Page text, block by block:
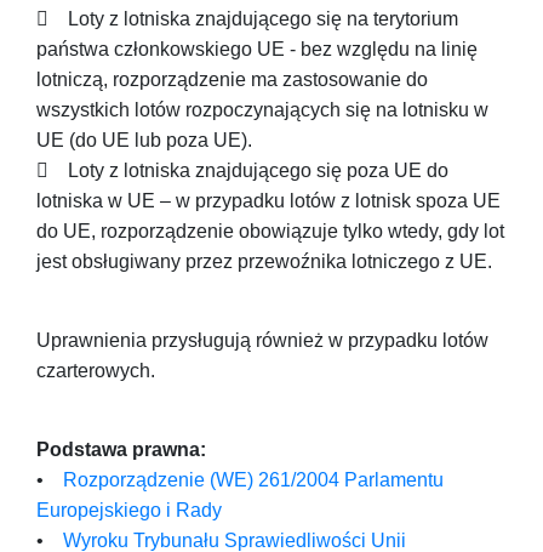
 Loty z lotniska znajdującego się na terytorium
państwa członkowskiego UE - bez względu na linię
lotniczą, rozporządzenie ma zastosowanie do
wszystkich lotów rozpoczynających się na lotnisku w
UE (do UE lub poza UE).
 Loty z lotniska znajdującego się poza UE do
lotniska w UE – w przypadku lotów z lotnisk spoza UE
do UE, rozporządzenie obowiązuje tylko wtedy, gdy lot
jest obsługiwany przez przewoźnika lotniczego z UE.
Uprawnienia przysługują również w przypadku lotów
czarterowych.
Podstawa prawna:
•
Rozporządzenie (WE) 261/2004 Parlamentu
Europejskiego i Rady
• Wyroku Trybunału Sprawiedliwości Unii